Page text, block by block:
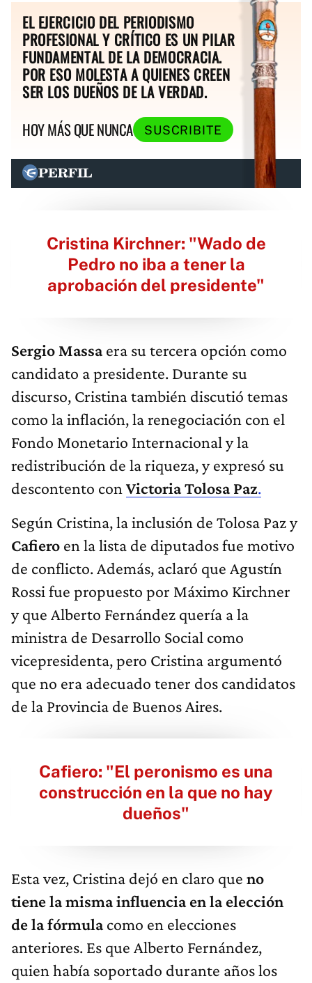
EL EJERCICIO DEL PERIODISMO
PROFESIONAL Y CRÍTICO ES UN PILAR
FUNDAMENTAL DE LA DEMOCRACIA.
POR ESO MOLESTA A QUIENES CREEN
SER LOS DUEÑOS DE LA VERDAD.
HOY MÁS QUE NUNCA
SUSCRIBITE
Cristina Kirchner: "Wado de
Pedro no iba a tener la
aprobación del presidente"
Sergio Massaera su tercera opción como
candidato a presidente. Durante su
discurso, Cristina también discutió temas
como la inflación, la renegociación con el
Fondo Monetario Internacional y la
redistribución de la riqueza, y expresó su
descontento con Victoria Tolosa Paz.
Según Cristina, la inclusión de Tolosa Paz y
Cafiero en la lista de diputados fue motivo
de conflicto. Además, aclaró que Agustín
Rossi fue propuesto por Máximo Kirchner
y que Alberto Fernández quería a la
ministra de Desarrollo Social como
vicepresidenta, pero Cristina argumentó
que no era adecuado tener dos candidatos
de la Provincia de Buenos Aires.
Cafiero: "El peronismo es una
construcción en la que no hay
dueños"
Esta vez, Cristina dejó en claro que no
tiene la misma influencia en la elección
de la fórmulacomo en elecciones
anteriores. Es que Alberto Fernández,
quien había soportado durante años los